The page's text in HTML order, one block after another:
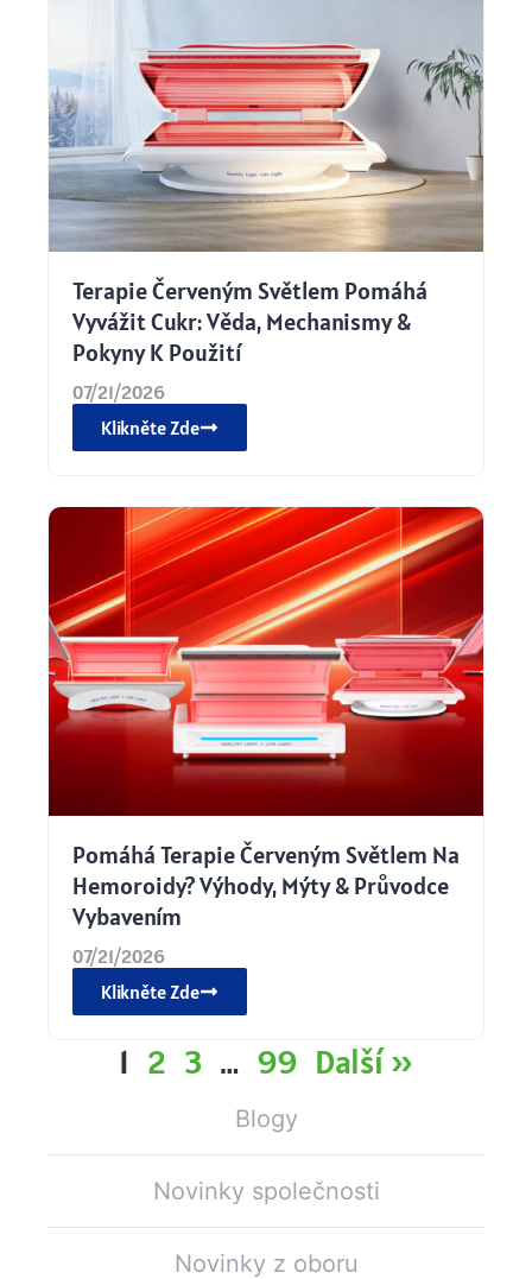
Blogy
Novinky společnosti
Novinky z oboru
Terapie Červeným Světlem Pomáhá
Vyvážit Cukr: Věda, Mechanismy &
Pokyny K Použití
07/21/2026
Klikněte Zde
Pomáhá Terapie Červeným Světlem Na
Hemoroidy? Výhody, Mýty & Průvodce
Vybavením
07/21/2026
Klikněte Zde
1 2 3 … 99 Další »